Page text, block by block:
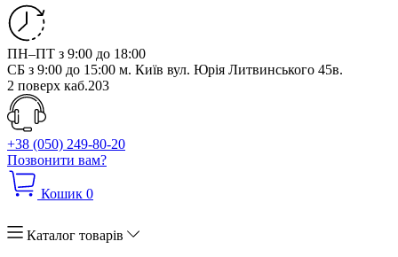
ПН–ПТ з 9:00 до 18:00
СБ з 9:00 до 15:00 м. Київ вул. Юрія Литвинського 45в.
2 поверх каб.203
+38 (050) 249-80-20
Позвонити вам?
Кошик 0
Каталог товарів